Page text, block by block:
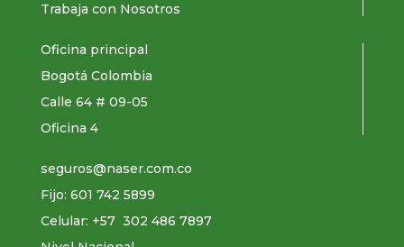
Trabaja con Nosotros
Oficina principal
Bogotá Colombia
Calle 64 # 09-05
Oficina 4
seguros@naser.com.co
Fijo: 601 742 5899
Celular: +57 302 486 7897